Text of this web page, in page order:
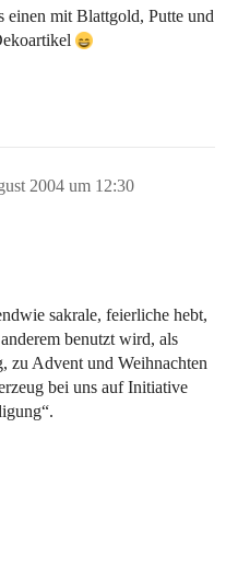
einen mit Blattgold, Putte und
2004 um 12:30
sakrale, feierliche hebt,
benutzt wird, als
zu Advent und Weihnachten
bei uns auf Initiative